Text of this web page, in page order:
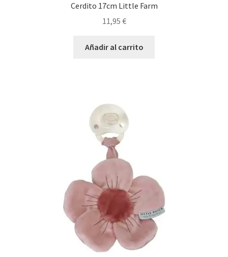
Cerdito 17cm Little Farm
11,95 €
Añadir al carrito